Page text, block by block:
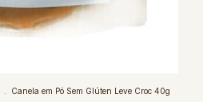
Canela em Pó Sem Glúten Leve Croc 40g